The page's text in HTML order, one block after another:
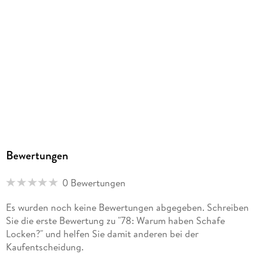
Bewertungen
0 Bewertungen
Es wurden noch keine Bewertungen abgegeben. Schreiben
Sie die erste Bewertung zu "78: Warum haben Schafe
Locken?" und helfen Sie damit anderen bei der
Kaufentscheidung.